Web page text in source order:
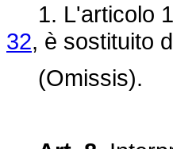
1. L'articolo
32, è sostituito
(Omissis).